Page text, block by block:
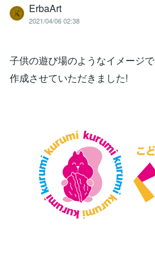
ErbaArt
2021/04/06 02:38
子供の遊び場のようなイメージで
作成させていただきました!